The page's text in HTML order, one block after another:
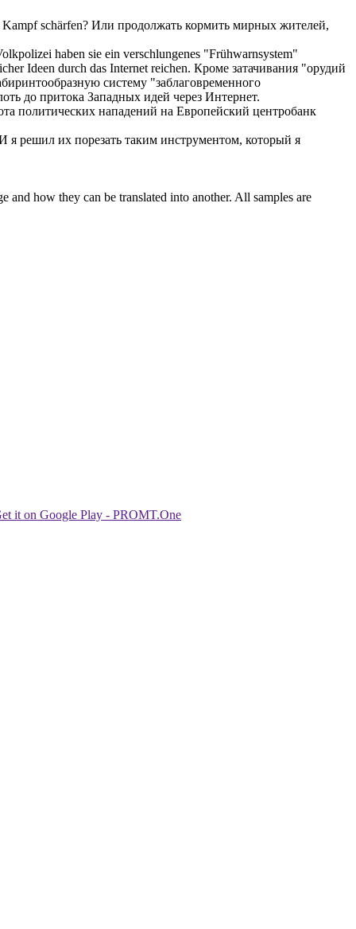
Kampfschärfen? Или продолжать кормить мирных жителей,
haben sie ein verschlungenes "Frühwarnsystem"
Ideen durch das Internet reichen. Кроме затачивания "орудий
систему "заблаговременного
до притока Западных идей через Интернет.
политических нападений на Европейский центробанк
я решил их порезать таким инструментом, который я
how they can be translated into another. All samples are